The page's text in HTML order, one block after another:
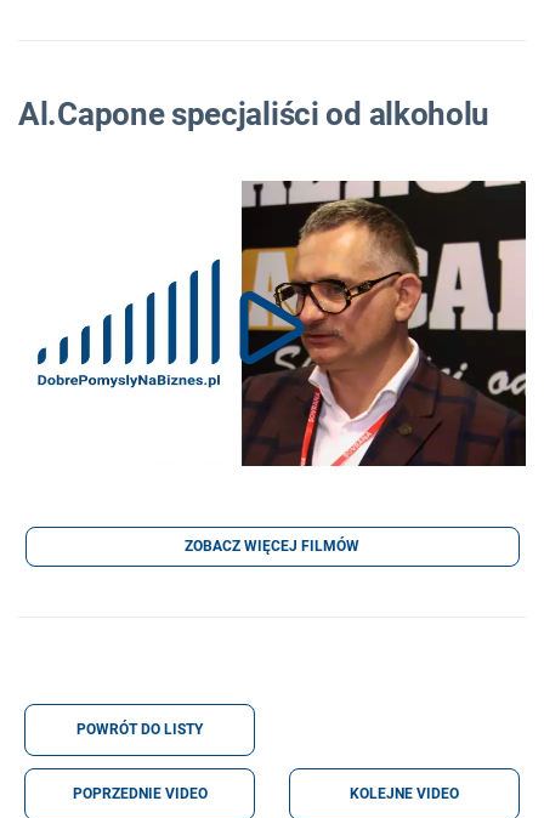
Al.Capone specjaliści od alkoholu
ZOBACZ WIĘCEJ FILMÓW
POWRÓT DO LISTY
POPRZEDNIE VIDEO KOLEJNE VIDEO